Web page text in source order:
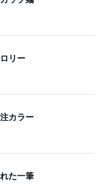
リー
カラー
た一筆